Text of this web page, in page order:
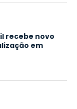
recebe novo
em